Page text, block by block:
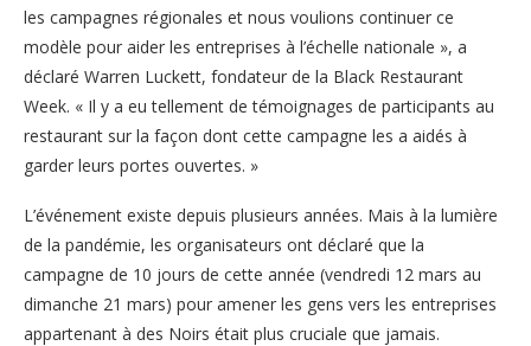
les campagnes régionales et nous voulions continuer ce
modèle pour aider les entreprises à l’échelle nationale », a
déclaré Warren Luckett, fondateur de la Black Restaurant
Week. « Il y a eu tellement de témoignages de participants au
restaurant sur la façon dont cette campagne les a aidés à
garder leurs portes ouvertes. »
L’événement existe depuis plusieurs années. Mais à la lumière
de la pandémie, les organisateurs ont déclaré que la
campagne de 10 jours de cette année (vendredi 12 mars au
dimanche 21 mars) pour amener les gens vers les entreprises
appartenant à des Noirs était plus cruciale que jamais.